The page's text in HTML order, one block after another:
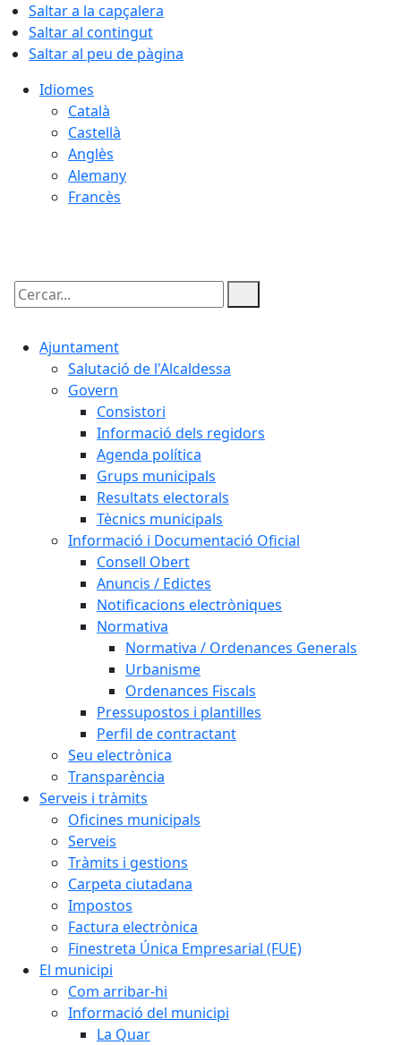
Saltar a la capçalera
Saltar al contingut
Saltar al peu de pàgina
Idiomes
Català
Castellà
Anglès
Alemany
Francès
Cercar:
Ajuntament
Salutació de l'Alcaldessa
Govern
Consistori
Informació dels regidors
Agenda política
Grups municipals
Resultats electorals
Tècnics municipals
Informació i Documentació Oficial
Consell Obert
Anuncis / Edictes
Notificacions electròniques
Normativa
Normativa / Ordenances Generals
Urbanisme
Ordenances Fiscals
Pressupostos i plantilles
Perfil de contractant
Seu electrònica
Transparència
Serveis i tràmits
Oficines municipals
Serveis
Tràmits i gestions
Carpeta ciutadana
Impostos
Factura electrònica
Finestreta Única Empresarial (FUE)
El municipi
Com arribar-hi
Informació del municipi
La Quar